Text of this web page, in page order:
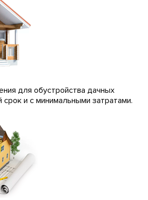
для обустройства дачных
срок и с минимальными затратами.